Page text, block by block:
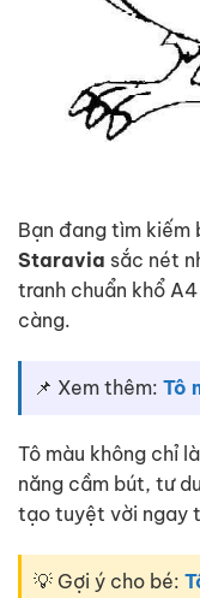
Bạn đang tìm kiếm
Staravia sắc nét
tranh chuẩn khổ
càng.
📌 Xem thêm: Tô
Tô màu không chỉ
năng cầm bút, tư
tạo tuyệt vời ngay
💡 Gợi ý cho bé: